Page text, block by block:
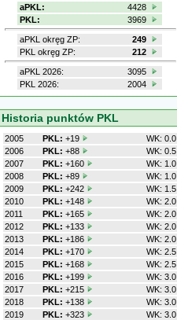
aPKL:
4428
PKL:
3969
aPKL okręg ZP:
249
PKL okręg ZP:
212
aPKL 2026:
3095
PKL 2026:
2004
Historia punktów PKL
2005 PKL: +19
WK: 0.0
2006
PKL: +88
WK: 0.5
2007
PKL: +160
WK: 1.0
2008
PKL: +89
WK: 1.0
2009
PKL: +242
WK: 1.5
2010
PKL: +148
WK: 2.0
2011
PKL: +165
WK: 2.0
2012
PKL: +133
WK: 2.0
2013
PKL: +186
WK: 2.0
2014
PKL: +170
WK: 2.5
2015
PKL: +168
WK: 2.5
2016
PKL: +199
WK: 3.0
2017
PKL: +215
WK: 3.0
2018
PKL: +138
WK: 3.0
2019
PKL: +323
WK: 3.0